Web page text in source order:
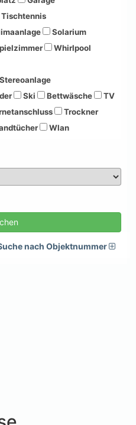
Tischtennis
Solarium
Whirlpool
Stereoanlage
Ski Bettwäsche
TV
Trockner
Wlan
nach Objektnummer